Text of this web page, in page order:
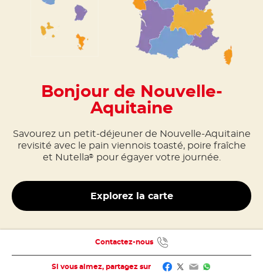
Bonjour de Nouvelle-
Aquitaine
Savourez un petit-déjeuner de Nouvelle-Aquitaine
revisité avec le pain viennois toasté, poire fraîche
et Nutella® pour égayer votre journée.
Explorez la carte
Si vous aimez, partagez sur Facebook
Twitter
EmailWhatsApp
Contactez-nous